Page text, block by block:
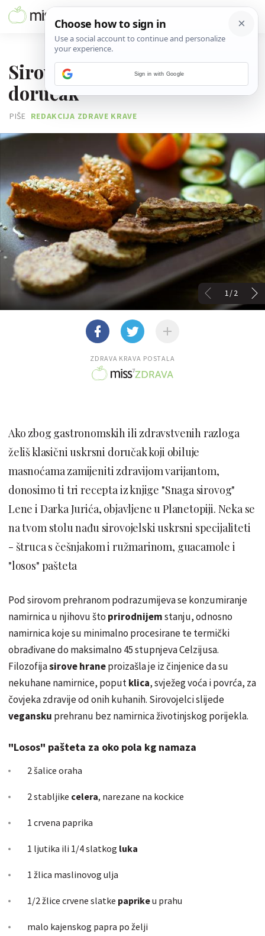
Sirovojelski specijaliteti za
doručak
PIŠE REDAKCIJA ZDRAVE KRAVE
1/2
ZDRAVA KRAVA POSTALA
Ako zbog gastronomskih ili zdravstvenih razloga
želiš klasični uskrsni doručak koji obiluje
masnoćama zamijeniti zdravijom varijantom,
donosimo ti tri recepta iz knjige "Snaga sirovog"
Lene i Darka Jurića, objavljene u Planetopiji. Neka se
na tvom stolu nađu sirovojelski uskrsni specijaliteti
- štruca s češnjakom i ružmarinom, guacamole i
"losos" pašteta
Pod sirovom prehranom podrazumijeva se konzumiranje
namirnica u njihovu što prirodnijemstanju, odnosno
namirnica koje su minimalno procesirane te termički
obrađivane do maksimalno 45 stupnjeva Celzijusa.
Filozofijasirove hraneproizašla je iz činjenice da su
nekuhane namirnice, poputklica, svježeg voća i povrća, za
čovjeka zdravije od onih kuhanih. Sirovojelcislijede
vegansku prehranu bez namirnica životinjskog porijekla.
"Losos" pašteta za oko pola kg namaza
2 šalice oraha
2 stabljike celera, narezane na kockice
1 crvena paprika
1 ljutika ili 1/4 slatkog luka
1 žlica maslinovog ulja
1/2 žlice crvene slatke paprikeu prahu
malo kajenskog papra po želji
Sign in with Google